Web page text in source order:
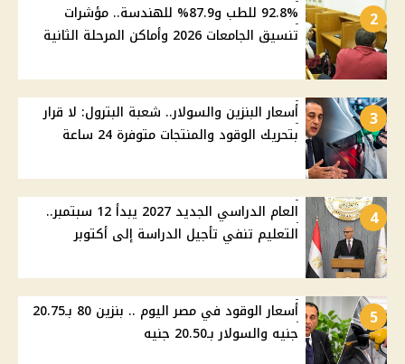
2
92.8% للطب و87.9% للهندسة.. مؤشرات
تنسيق الجامعات 2026 وأماكن المرحلة الثانية
3
أسعار البنزين والسولار.. شعبة البترول: لا قرار
بتحريك الوقود والمنتجات متوفرة 24 ساعة
4
العام الدراسي الجديد 2027 يبدأ 12 سبتمبر..
التعليم تنفي تأجيل الدراسة إلى أكتوبر
5
أسعار الوقود في مصر اليوم .. بنزين 80 بـ20.75
جنيه والسولار بـ20.50 جنيه